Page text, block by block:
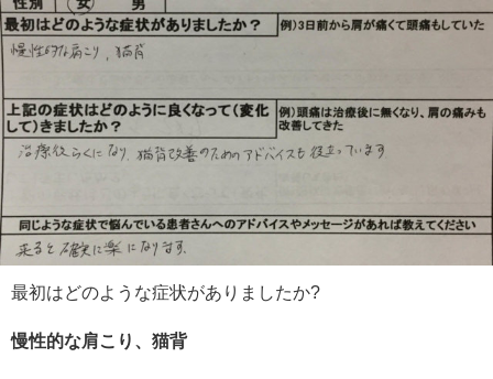
最初はどのような症状がありましたか?
慢性的な肩こり、猫背